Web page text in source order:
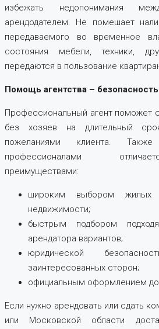
избежать недопонимания
арендодателем. Не помешает
передаваемого во временное
состояния мебели, техники,
передаются в пользование
Помощь агентства –
Профессиональный агент поможет
без хозяев на длительный
пожеланиями клиента.
профессионалами
преимуществами:
широким выбором
недвижимости;
быстрым подбором
арендатора вариантов;
юридической
заинтересованных сторон;
официальным оформлением
Если нужно арендовать или сдать
или Московской области